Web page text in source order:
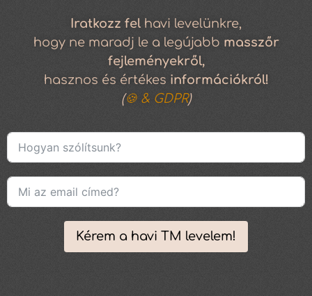
Iratkozz fel havi levelünkre,
hogy ne maradj le a legújabb masszőr
fejleményekről,
hasznos és értékes információkról!
(🍪 & GDPR)
Kérem a havi TM levelem!